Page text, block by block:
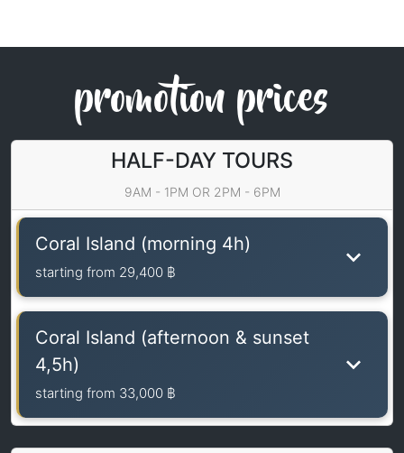
promotion prices
HALF-DAY TOURS
9AM - 1PM OR 2PM - 6PM
Coral Island (morning 4h)
starting from 29,400 ฿
Coral Island (afternoon & sunset
4,5h)
starting from 33,000 ฿